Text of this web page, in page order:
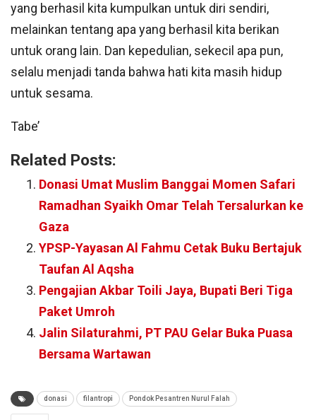
yang berhasil kita kumpulkan untuk diri sendiri,
melainkan tentang apa yang berhasil kita berikan
untuk orang lain. Dan kepedulian, sekecil apa pun,
selalu menjadi tanda bahwa hati kita masih hidup
untuk sesama.
Tabe’
Related Posts:
Donasi Umat Muslim Banggai Momen Safari
Ramadhan Syaikh Omar Telah Tersalurkan ke
Gaza
YPSP-Yayasan Al Fahmu Cetak Buku Bertajuk
Taufan Al Aqsha
Pengajian Akbar Toili Jaya, Bupati Beri Tiga
Paket Umroh
Jalin Silaturahmi, PT PAU Gelar Buka Puasa
Bersama Wartawan
donasi filantropi Pondok Pesantren Nurul Falah